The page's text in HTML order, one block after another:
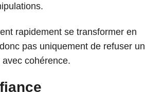
rapidement se transformer en
pas uniquement de refuser un
avec cohérence.